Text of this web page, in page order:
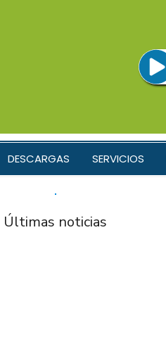
DESCARGAS SERVICIOS
Últimas noticias